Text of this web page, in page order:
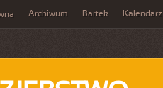
Archiwum Bartek Kalendarz